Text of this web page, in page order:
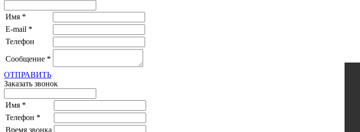
Имя *
E-mail *
Телефон
Сообщение *
ОТПРАВИТЬ
Заказать звонок
Имя *
Телефон *
Время звонка